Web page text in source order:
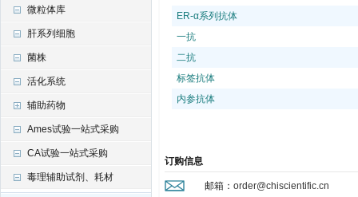
微粒体库
肝系列细胞
菌株
活化系统
辅助药物
Ames试验一站式采购
CA试验一站式采购
毒理辅助试剂、耗材